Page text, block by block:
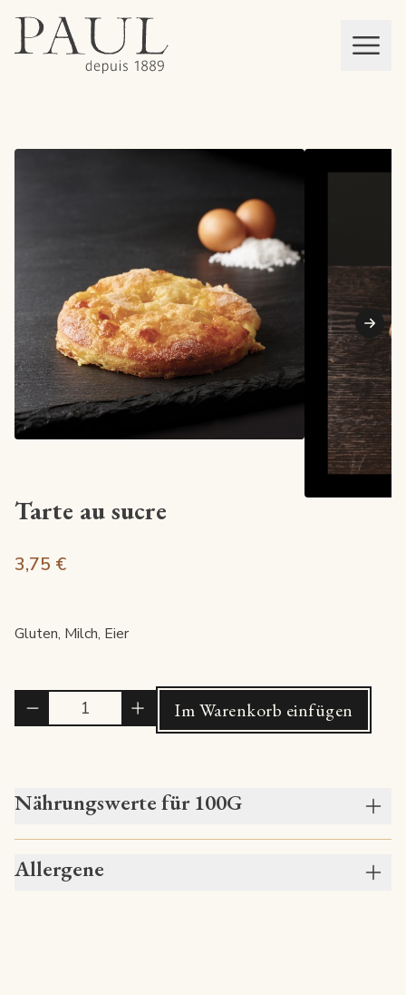
Mon panier
Tarte au sucre
3,75 €
Gluten, Milch, Eier
Im Warenkorb einfügen
Nährungswerte für 100G
Allergene